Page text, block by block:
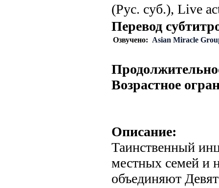
(Рус. суб.), Live
Перевод
Озвучено: Asian Miracle
Возрастное
Описание:
Таинственный
местных семей и
объединяют